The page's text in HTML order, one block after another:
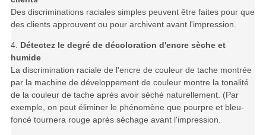
Des discriminations raciales simples peuvent être faites pour que
des clients approuvent ou pour archivent avant l'impression.
4. Détectez le degré de décoloration d'encre sèche et
humide
La discrimination raciale de l'encre de couleur de tache montrée
par la machine de développement de couleur montre la tonalité
de la couleur de tache après avoir séché naturellement. (Par
exemple, on peut éliminer le phénomène que pourpre et bleu-
foncé tournera rouge après séchage avant l'impression.